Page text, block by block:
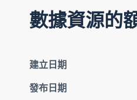
數據資源的
建立日期
發布日期